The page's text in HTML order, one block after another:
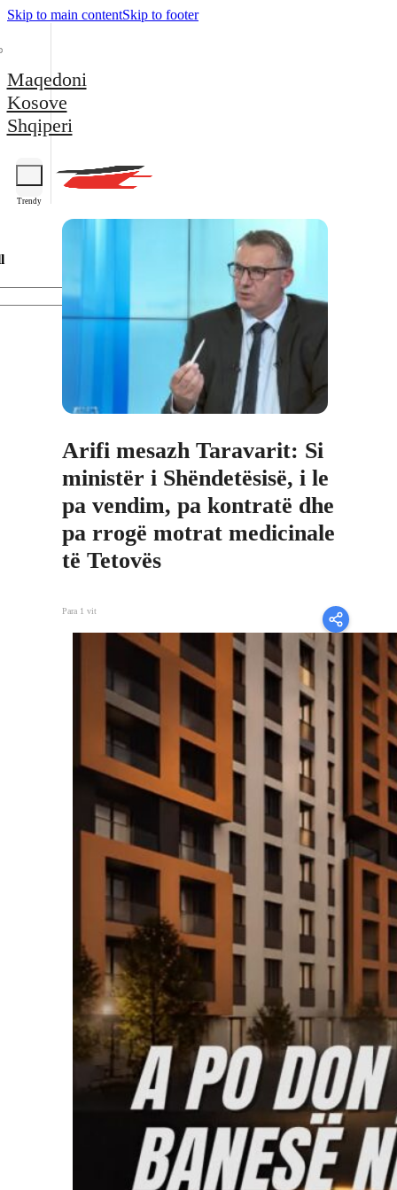
Skip to main contentSkip to footer
Maqedoni
Kosove
Shqiperi
Trendy
Arifi mesazh Taravarit: Si
ministër i Shëndetësisë, i le
pa vendim, pa kontratë dhe
pa rrogë motrat medicinale
të Tetovës
Para 1 vit